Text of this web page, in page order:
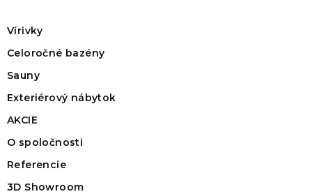
Vírivky
Celoročné bazény
Sauny
Exteriérový nábytok
AKCIE
O spoločnosti
Referencie
3D Showroom